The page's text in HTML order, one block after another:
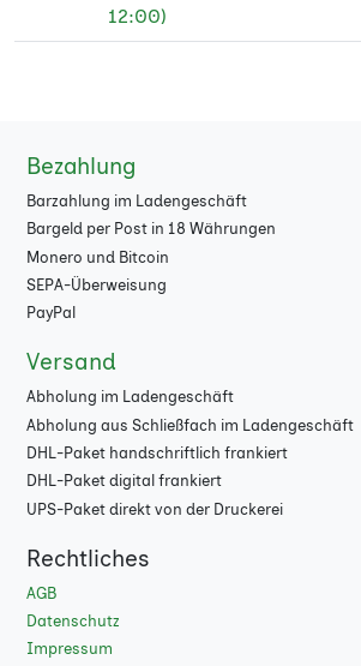
12:00)
Bezahlung
Barzahlung im Ladengeschäft
Bargeld per Post in 18 Währungen
Monero und Bitcoin
SEPA-Überweisung
PayPal
Versand
Abholung im Ladengeschäft
Abholung aus Schließfach im Ladengeschäft
DHL-Paket handschriftlich frankiert
DHL-Paket digital frankiert
UPS-Paket direkt von der Druckerei
Rechtliches
AGB
Datenschutz
Impressum